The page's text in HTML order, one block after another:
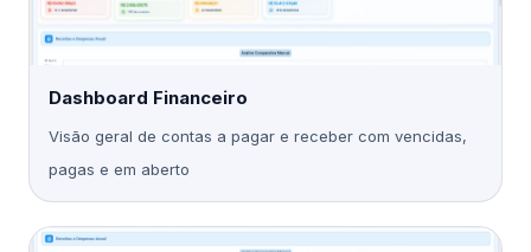
Dashboard Financeiro
Visão geral de contas a pagar e receber com vencidas,
pagas e em aberto